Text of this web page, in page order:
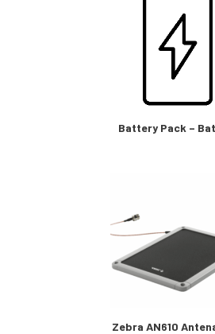
Battery Pack –
Zebra AN610